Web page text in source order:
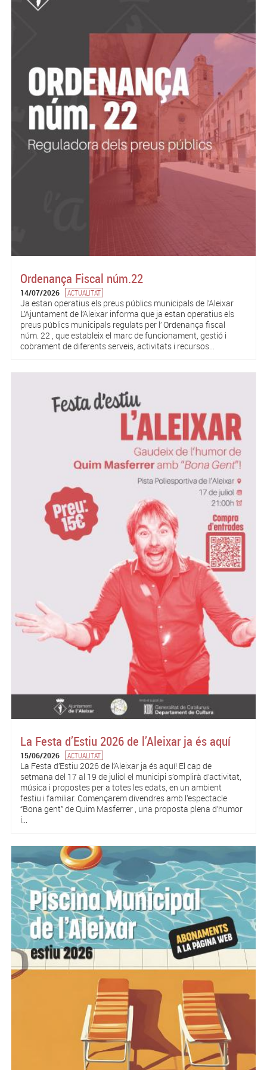
Ordenança Fiscal núm.22
14/07/2026 ACTUALITAT
Ja estan operatius els preus públics municipals de l’Aleixar
L’Ajuntament de l’Aleixar informa que ja estan operatius els
preus públics municipals regulats per l’ Ordenança fiscal
núm. 22 , que estableix el marc de funcionament, gestió i
cobrament de diferents serveis, activitats i recursos...
La Festa d’Estiu 2026 de l’Aleixar ja és aquí
15/06/2026 ACTUALITAT
La Festa d’Estiu 2026 de l’Aleixar ja és aquí! El cap de
setmana del 17 al 19 de juliol el municipi s’omplirà d’activitat,
música i propostes per a totes les edats, en un ambient
festiu i familiar. Començarem divendres amb l’espectacle
“Bona gent” de Quim Masferrer , una proposta plena d’humor
i...